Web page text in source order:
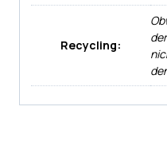
Recycling: